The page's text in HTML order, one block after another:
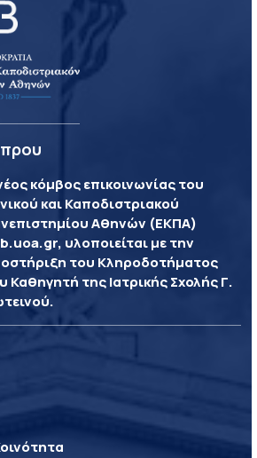
κόμβος επικοινωνίας του
και Καποδιστριακού
Αθηνών (ΕΚΠΑ)
υλοποιείται με την
του Κληροδοτήματος
Καθηγητή της Ιατρικής Σχολής Γ.